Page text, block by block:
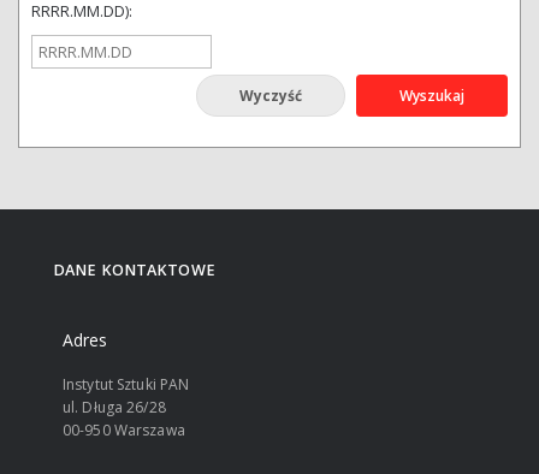
RRRR.MM.DD):
Wyszukaj
DANE KONTAKTOWE
Adres
Instytut Sztuki PAN
ul. Długa 26/28
00-950 Warszawa